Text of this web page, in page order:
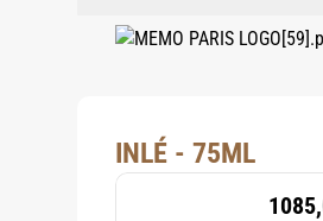
INLÉ - 75ML